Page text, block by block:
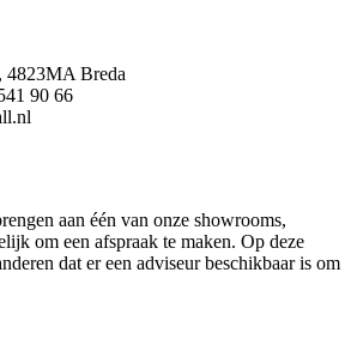
4823MA Breda
90 66
aan één van onze showrooms,
om een afspraak te maken. Op deze
dat er een adviseur beschikbaar is om